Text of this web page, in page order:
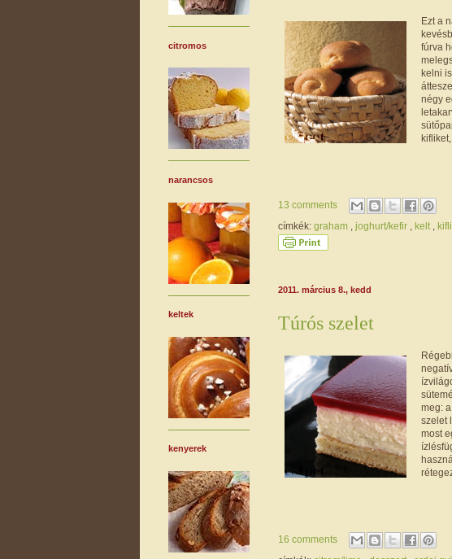
Ezt a
fúrva
kelni
négy
13 comments
címkék: graham , joghurt/kefir , kelt ,
2011. március 8., kedd
Túrós szelet
meg:
szelet
most
16 comments
citromos
narancsos
keltek
kenyerek